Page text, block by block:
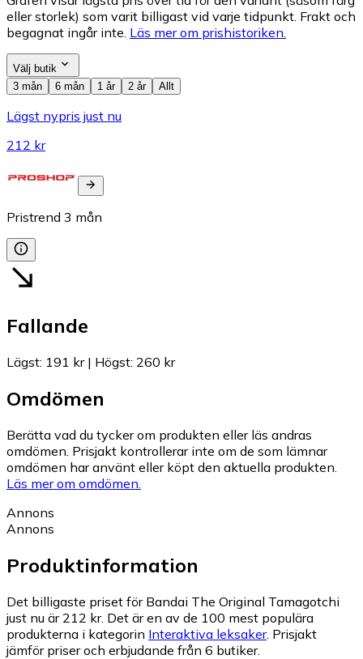
eller storlek) som varit billigast vid varje tidpunkt. Frakt och
begagnat ingår inte. Läs mer om prishistoriken.
Välj butik
3 mån
6 mån 1 år 2 år Allt
Lägst nypris just nu
212 kr
Pristrend 3 mån
Fallande
Lägst: 191 kr| Högst: 260 kr
Omdömen
Berätta vad du tycker om produkten eller läs andras
omdömen. Prisjakt kontrollerar inte om de som lämnar
omdömen har använt eller köpt den aktuella produkten.
Läs mer om omdömen.
Annons
Annons
Produktinformation
Det billigaste priset för Bandai The Original Tamagotchi
just nu är 212 kr. Det är en av de 100 mest populära
produkterna i kategorin Interaktiva leksaker. Prisjakt
jämför priser och erbjudande från 6 butiker.